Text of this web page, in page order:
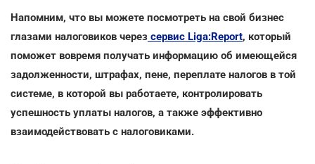
Напомним, что вы можете посмотреть на свой бизнес
глазами налоговиков через сервис Liga:Report, который
поможет вовремя получать информацию об имеющейся
задолженности, штрафах, пене, переплате налогов в той
системе, в которой вы работаете, контролировать
успешность уплаты налогов, а также эффективно
взаимодействовать с налоговиками.